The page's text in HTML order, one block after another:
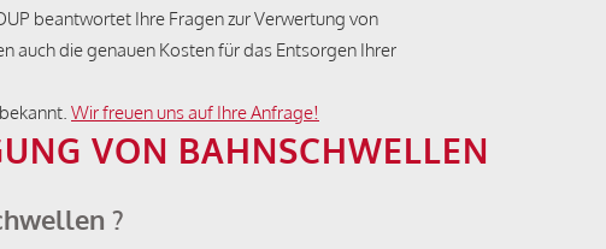
beantwortet Ihre Fragen zur Verwertung von
auch die genauen Kosten für das Entsorgen Ihrer
Wir freuen uns auf Ihre Anfrage!
VON BAHNSCHWELLEN
?